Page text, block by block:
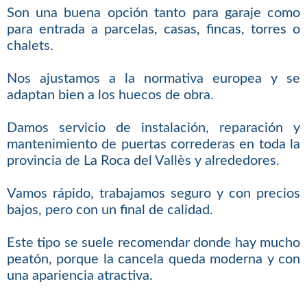
Son una buena opción tanto para garaje como
para entrada a parcelas, casas, fincas, torres o
chalets.
Nos ajustamos a la normativa europea y se
adaptan bien a los huecos de obra.
Damos servicio de instalación, reparación y
mantenimiento de puertas correderas en toda la
provincia de La Roca del Vallès y alrededores.
Vamos rápido, trabajamos seguro y con precios
bajos, pero con un final de calidad.
Este tipo se suele recomendar donde hay mucho
peatón, porque la cancela queda moderna y con
una apariencia atractiva.